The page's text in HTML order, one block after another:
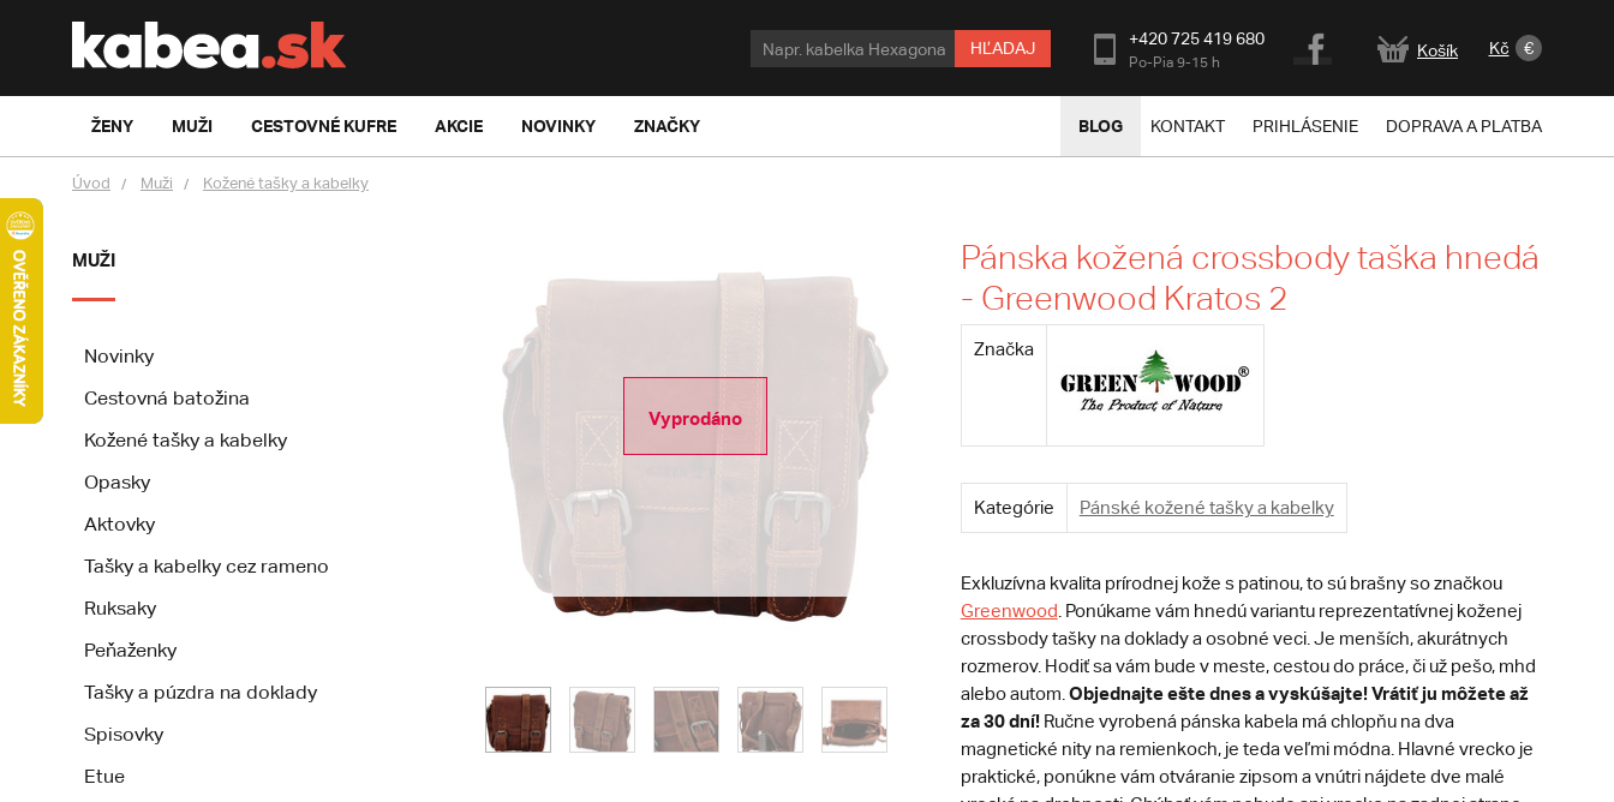
HĽADAJ +420 725 419 680
Po-Pia 9-15 h
Košík Kč €
ŽENY MUŽI CESTOVNÉ KUFRE AKCIE NOVINKY ZNAČKY BLOG KONTAKT PRIHLÁSENIE DOPRAVA A PLATBA
Úvod Muži Kožené tašky a kabelky
MUŽI
Novinky
Cestovná batožina
Kožené tašky a kabelky
Opasky
Aktovky
Tašky a kabelky cez rameno
Ruksaky
Peňaženky
Tašky a púzdra na doklady
Spisovky
Etue
Vyprodáno
Pánska kožená crossbody taška hnedá
- Greenwood Kratos 2
Značka
Kategórie Pánské kožené tašky a kabelky
Exkluzívna kvalita prírodnej kože s patinou, to sú brašny so značkou
Greenwood . Ponúkame vám hnedú variantu reprezentatívnej koženej
crossbody tašky na doklady a osobné veci. Je menších, akurátnych
rozmerov. Hodiť sa vám bude v meste, cestou do práce, či už pešo, mhd
alebo autom. Objednajte ešte dnes a vyskúšajte! Vrátiť ju môžete až
za 30 dní!Ručne vyrobená pánska kabela má chlopňu na dva
magnetické nity na remienkoch, je teda veľmi módna. Hlavné vrecko je
praktické, ponúkne vám otváranie zipsom a vnútri nájdete dve malé